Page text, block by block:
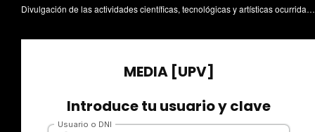
Divulgación de las actividades científicas, tecnológicas y artísticas ocurridas en los tres campus de la UPV